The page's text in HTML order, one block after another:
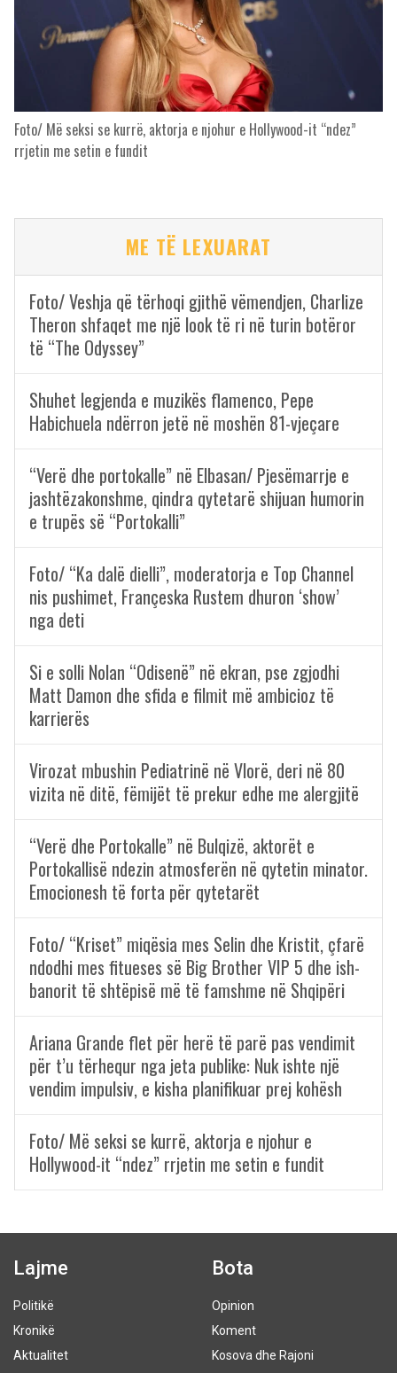
Foto/ Më seksi se kurrë, aktorja e njohur e Hollywood-it “ndez”
rrjetin me setin e fundit
ME TË LEXUARAT
Foto/ Veshja që tërhoqi gjithë vëmendjen, Charlize
Theron shfaqet me një look të ri në turin botëror
të “The Odyssey”
Shuhet legjenda e muzikës flamenco, Pepe
Habichuela ndërron jetë në moshën 81-vjeçare
“Verë dhe portokalle” në Elbasan/ Pjesëmarrje e
jashtëzakonshme, qindra qytetarë shijuan humorin
e trupës së “Portokalli”
Foto/ “Ka dalë dielli”, moderatorja e Top Channel
nis pushimet, Françeska Rustem dhuron ‘show’
nga deti
Si e solli Nolan “Odisenë” në ekran, pse zgjodhi
Matt Damon dhe sfida e filmit më ambicioz të
karrierës
Virozat mbushin Pediatrinë në Vlorë, deri në 80
vizita në ditë, fëmijët të prekur edhe me alergjitë
“Verë dhe Portokalle” në Bulqizë, aktorët e
Portokallisë ndezin atmosferën në qytetin minator.
Emocionesh të forta për qytetarët
Foto/ “Kriset” miqësia mes Selin dhe Kristit, çfarë
ndodhi mes fitueses së Big Brother VIP 5 dhe ish-
banorit të shtëpisë më të famshme në Shqipëri
Ariana Grande flet për herë të parë pas vendimit
për t’u tërhequr nga jeta publike: Nuk ishte një
vendim impulsiv, e kisha planifikuar prej kohësh
Foto/ Më seksi se kurrë, aktorja e njohur e
Hollywood-it “ndez” rrjetin me setin e fundit
Lajme
Politikë
Kronikë
Aktualitet
Bota
Opinion
Koment
Kosova dhe Rajoni